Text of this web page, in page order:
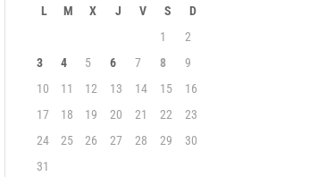
L M X J V S
D
1
2
3
4 5 6 7 8
9
10
11 12 13 14 15
16
17
18 19 20 21 22
23
24
25 26 27 28 29
30
31